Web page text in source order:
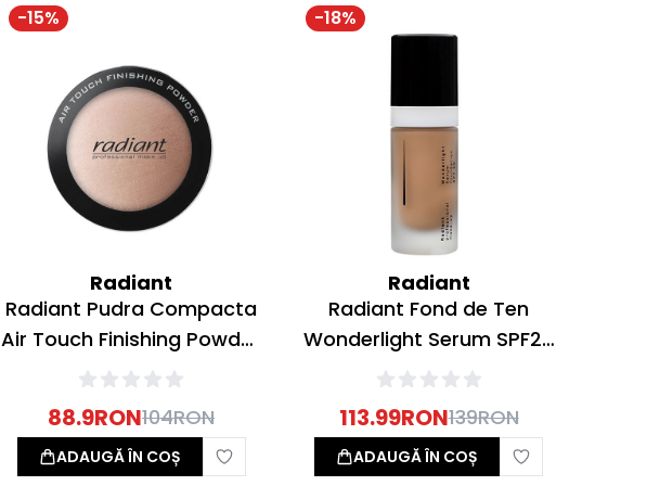
-15%
Radiant
Radiant Pudra Compacta
Air Touch Finishing Powder
01 Mother Of Pearl 6g
88.9RON104RON
ADAUGĂ ÎN COȘ
-18%
Radiant
Radiant Fond de Ten
Wonderlight Serum SPF20
Nr 06 Dark Beige 30ml
113.99RON139RON
ADAUGĂ ÎN COȘ